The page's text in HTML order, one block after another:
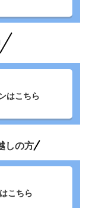
はこちら
しの方
こちら